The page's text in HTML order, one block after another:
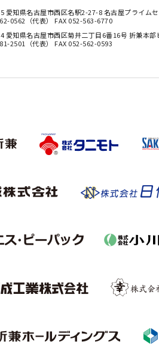
愛知県名古屋市西区名駅2-27-8 名古屋プライム
0562（代表） FAX 052-563-6770
愛知県名古屋市西区菊井二丁目6番16号 折兼本部
2501（代表） FAX 052-562-0593